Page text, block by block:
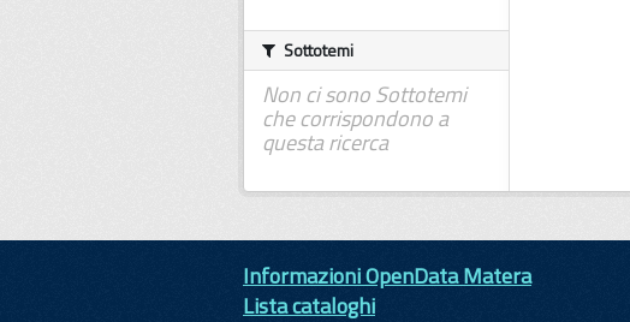
Sottotemi
Non ci sono Sottotemi
che corrispondono a
questa ricerca
Informazioni OpenData Matera
Lista cataloghi